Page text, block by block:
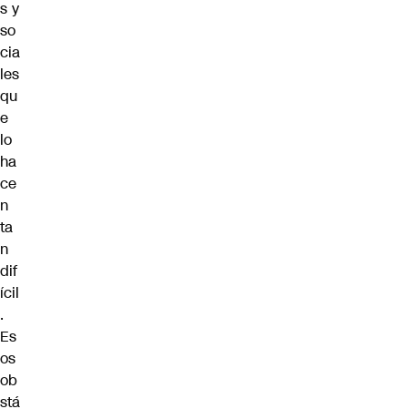
s y
so
cia
les
qu
e
lo
ha
ce
n
ta
n
dif
ícil
.
Es
os
ob
stá